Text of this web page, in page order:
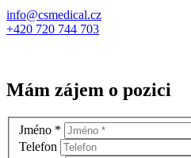
info@csmedical.cz
+420 720 744 703
Mám zájem o pozici
Jméno *
Telefon